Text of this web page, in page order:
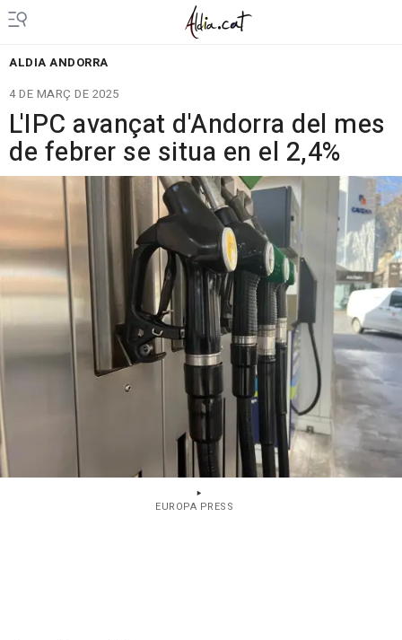
ALDIA ANDORRA
4 DE MARÇ DE 2025
L'IPC avançat d'Andorra del mes
de febrer se situa en el 2,4%
EUROPA PRESS